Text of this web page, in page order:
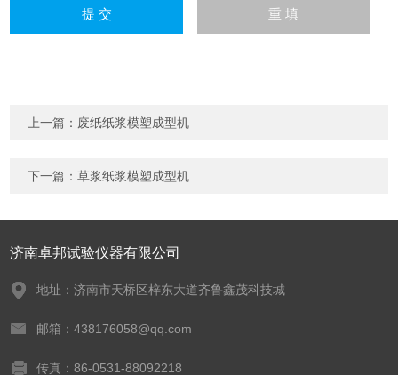
上一篇： 废纸纸浆模塑成型机
下一篇：草浆纸浆模塑成型机
济南卓邦试验仪器有限公司
地址：济南市天桥区梓东大道齐鲁鑫茂科技城
邮箱：438176058@qq.com
传真：86-0531-88092218